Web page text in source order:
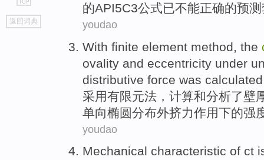
go
top
返回词典
的API5C3公式已不能正确的预测
youdao
With finite element method , the
ovality and eccentricity under
distributive force was calculated
采用有限元法 ， 计算和分析了壁
单向椭圆分布外挤力作用下的强
youdao
Mechanical characteristic of ct